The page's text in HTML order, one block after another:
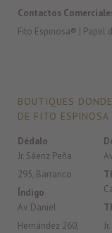
Contactos
Fito Espinosa® | Papel
BOUTIQUES
DE FITO ESPINOSA
Dédalo
Jr. Sáenz Peña
295, Barranco
Índigo
Av. Daniel
Hernández 260,